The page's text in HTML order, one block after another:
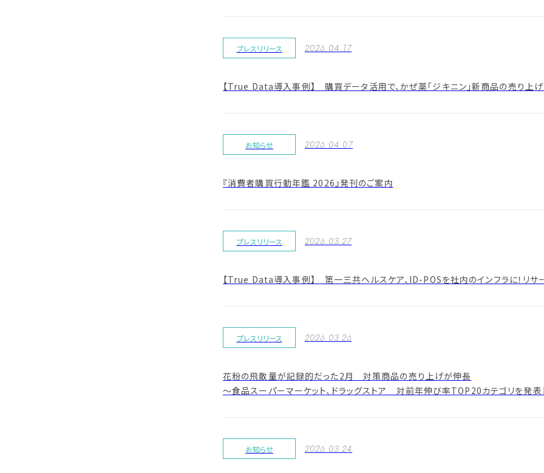
プレスリリース 2026.04.17
【True Data導入事例】 購買データ活用で、かぜ薬「ジキニン」新商品の売り上
お知らせ 2026.04.07
『消費者購買行動年鑑 2026』発刊のご案内
プレスリリース 2026.03.27
【True Data導入事例】 第一三共ヘルスケア、ID-POSを社内のインフラに！リ
プレスリリース 2026.03.26
花粉の飛散量が記録的だった2月 対策商品の売り上げが伸長
～食品スーパーマーケット、ドラッグストア 対前年伸び率TOP20カテゴリを発表
お知らせ 2026.03.24